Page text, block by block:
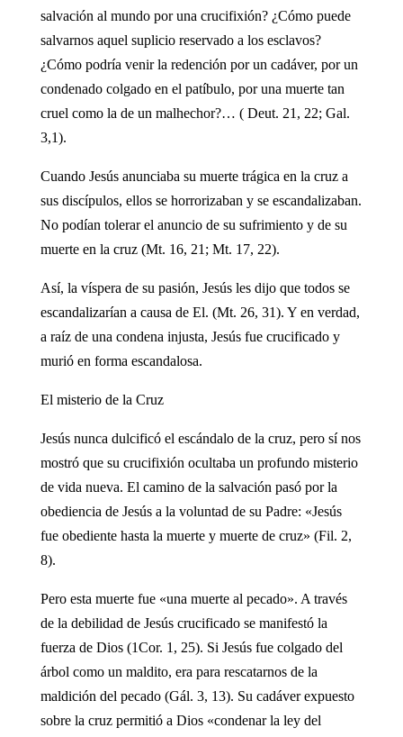
salvación al mundo por una crucifixión? ¿Cómo puede
salvarnos aquel suplicio reservado a los esclavos?
¿Cómo podría venir la redención por un cadáver, por un
condenado colgado en el patíbulo, por una muerte tan
cruel como la de un malhechor?… ( Deut. 21, 22; Gal.
3,1).
Cuando Jesús anunciaba su muerte trágica en la cruz a
sus discípulos, ellos se horrorizaban y se escandalizaban.
No podían tolerar el anuncio de su sufrimiento y de su
muerte en la cruz (Mt. 16, 21; Mt. 17, 22).
Así, la víspera de su pasión, Jesús les dijo que todos se
escandalizarían a causa de El. (Mt. 26, 31). Y en verdad,
a raíz de una condena injusta, Jesús fue crucificado y
murió en forma escandalosa.
El misterio de la Cruz
Jesús nunca dulcificó el escándalo de la cruz, pero sí nos
mostró que su crucifixión ocultaba un profundo misterio
de vida nueva. El camino de la salvación pasó por la
obediencia de Jesús a la voluntad de su Padre: «Jesús
fue obediente hasta la muerte y muerte de cruz» (Fil. 2,
8).
Pero esta muerte fue «una muerte al pecado». A través
de la debilidad de Jesús crucificado se manifestó la
fuerza de Dios (1Cor. 1, 25). Si Jesús fue colgado del
árbol como un maldito, era para rescatarnos de la
maldición del pecado (Gál. 3, 13). Su cadáver expuesto
sobre la cruz permitió a Dios «condenar la ley del